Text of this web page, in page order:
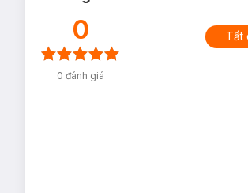
0
0 đánh giá
Tất